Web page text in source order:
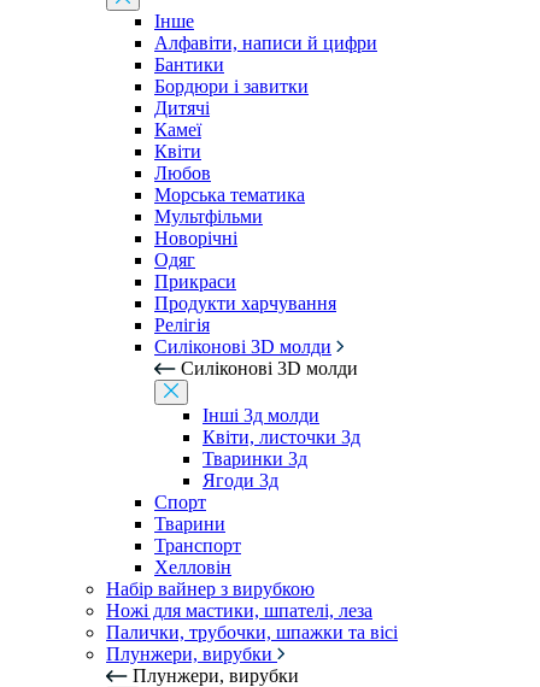
Інше
Алфавіти, написи й цифри
Бантики
Бордюри і завитки
Дитячі
Камеї
Квіти
Любов
Морська тематика
Мультфільми
Новорічні
Одяг
Прикраси
Продукти харчування
Релігія
Силіконові 3D молди
Силіконові 3D молди
Інші 3д молди
Квіти, листочки 3д
Тваринки 3д
Ягоди 3д
Спорт
Тварини
Транспорт
Хелловін
Набір вайнер з вирубкою
Ножі для мастики, шпателі, леза
Палички, трубочки, шпажки та вісі
Плунжери, вирубки
Плунжери, вирубки